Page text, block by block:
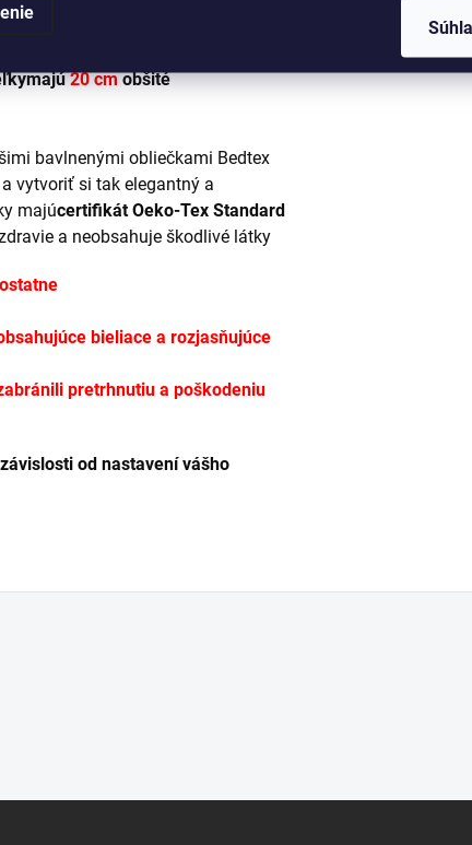
na matraci Naše prestieradlá sú
a atypické rozmery majú
majú20 cmobšité
bavlnenými obliečkami Bedtex
vytvoriť si tak elegantný a
majúcertifikát Oeko-Tex Standard
a neobsahuje škodlivé látky
bieliace a rozjasňujúce
pretrhnutiu a poškodeniu
od nastavení vášho